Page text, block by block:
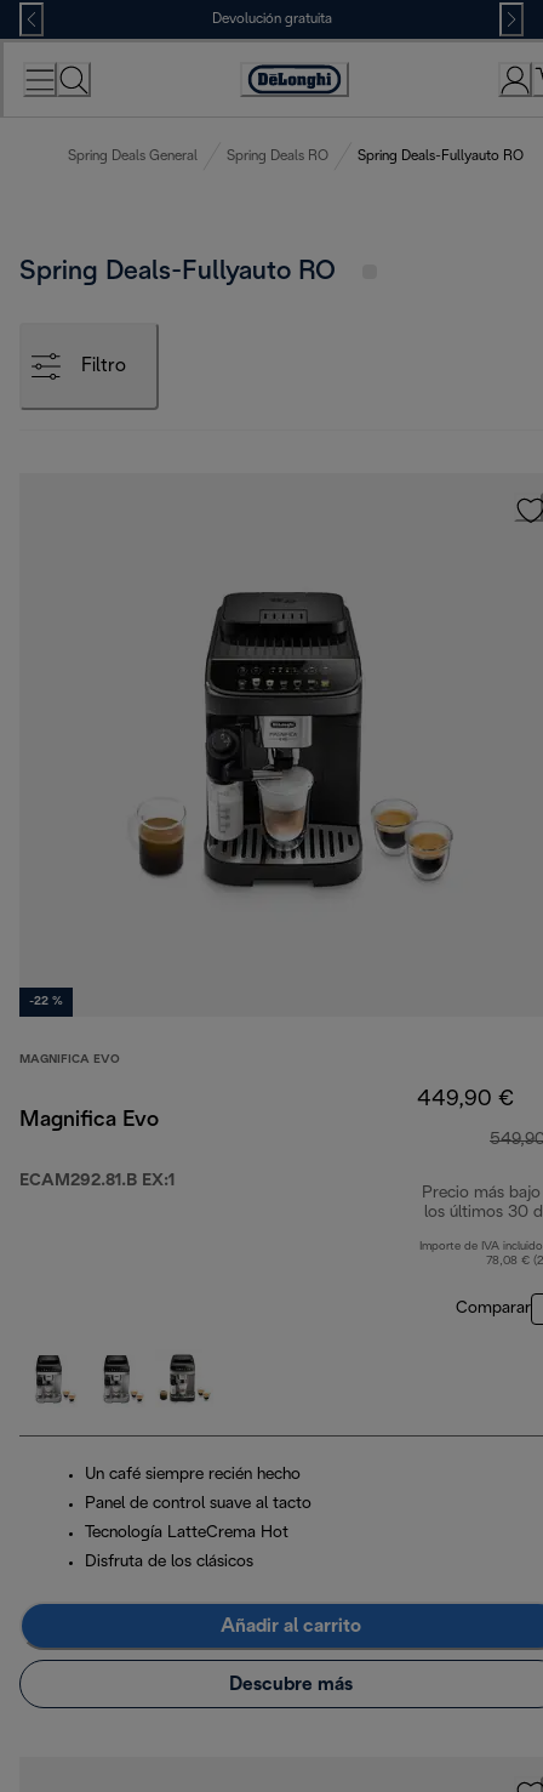
Skip
to
Content
Devolución gratuita
Accessibility
Spring Deals General Spring Deals RO Spring Deals-Fullyauto RO
Spring Deals-Fullyauto RO
Filtro
-22 %
MAGNIFICA EVO
Magnifica Evo
ECAM292.81.B EX:1
449,90 €
Precio más bajo
los últimos 30
Importe de IVA
78,08 €
Comparar
Un café siempre recién hecho
Panel de control suave al tacto
Tecnología LatteCrema Hot
Disfruta de los clásicos
Añadir al carrito
Descubre más